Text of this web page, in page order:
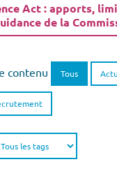
Act : apports,
de la
contenu Tous